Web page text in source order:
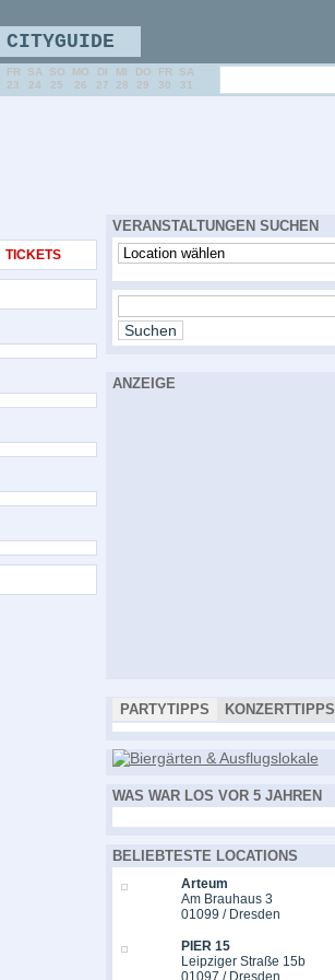
TICKETS
VERANSTALTUNGEN SUCHEN
ANZEIGE
PARTYTIPPS KONZERTTIPPS
WAS WAR LOS VOR 5 JAHREN
BELIEBTESTE LOCATIONS
Arteum
Am Brauhaus 3
01099 / Dresden
PIER 15
Leipziger Straße 15b
01097 / Dresden
CITYGUIDE
FR
23
SA
24
SO
25
MO
26
DI
27
MI
28
DO
29
FR
30
SA
31